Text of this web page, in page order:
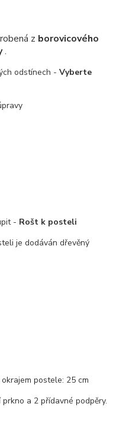
z borovicového
.
odstínech -Vyberte
- Rošt k posteli
je dodáván dřevěný
postele: 25 cm
a 2 přídavné podpěry.